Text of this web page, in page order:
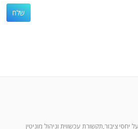
יחסי ציבור,תקשורת עכשווית וניהול מוניטין